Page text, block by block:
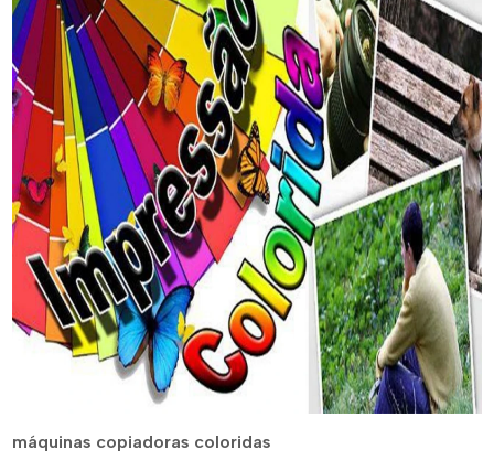
máquinas copiadoras coloridas